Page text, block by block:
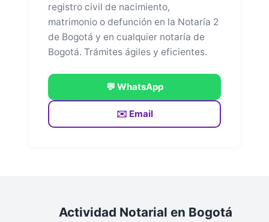
registro civil de nacimiento,
matrimonio o defunción en la Notaría 2
de Bogotá y en cualquier notaría de
Bogotá. Trámites ágiles y eficientes.
💬 WhatsApp
✉️ Email
Actividad Notarial en Bogotá